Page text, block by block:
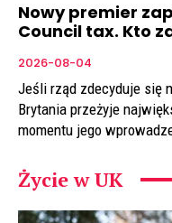
Nowy premier
Council tax. Kto
2026-08-04
Jeśli rząd zdecyduje się
Brytania przeżyje
momentu jego
Życie w UK